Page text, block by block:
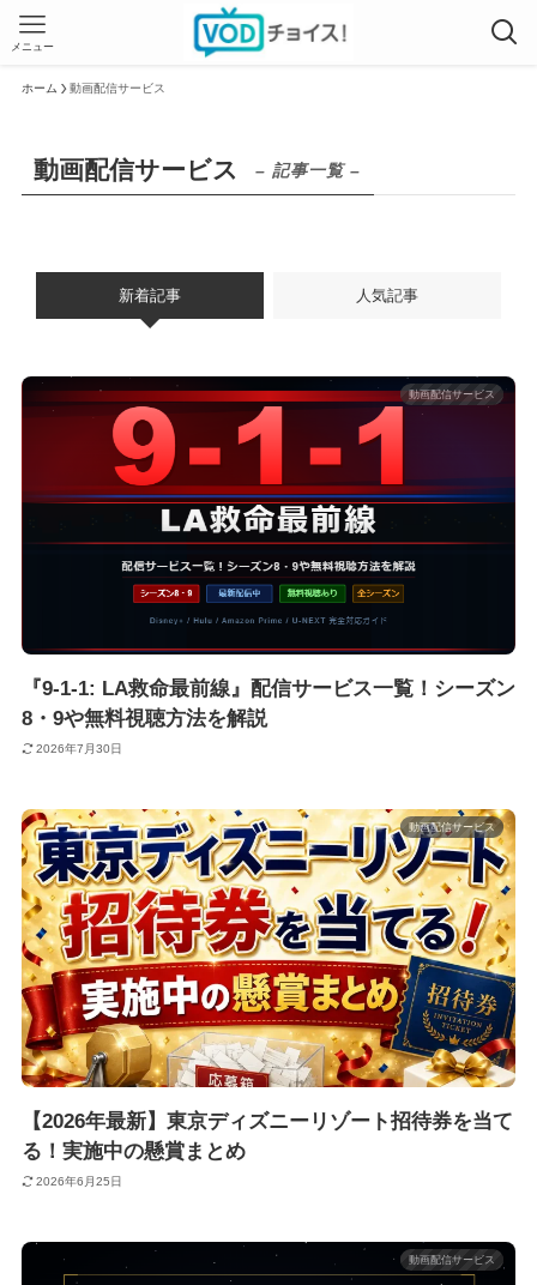
メニュー
ホーム 動画配信サービス
動画配信サービス – 記事一覧 –
新着記事 人気記事
動画配信サービス
『9-1-1: LA救命最前線』配信サービス一覧！シーズン
8・9や無料視聴方法を解説
2026年7月30日
動画配信サービス
【2026年最新】東京ディズニーリゾート招待券を当て
る！実施中の懸賞まとめ
2026年6月25日
動画配信サービス